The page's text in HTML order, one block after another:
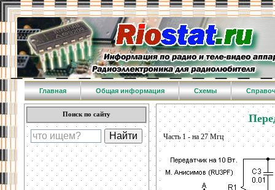
Главная Общая информация Схемы
Поиск по сайту
Часть 1 - на 27 Мгц